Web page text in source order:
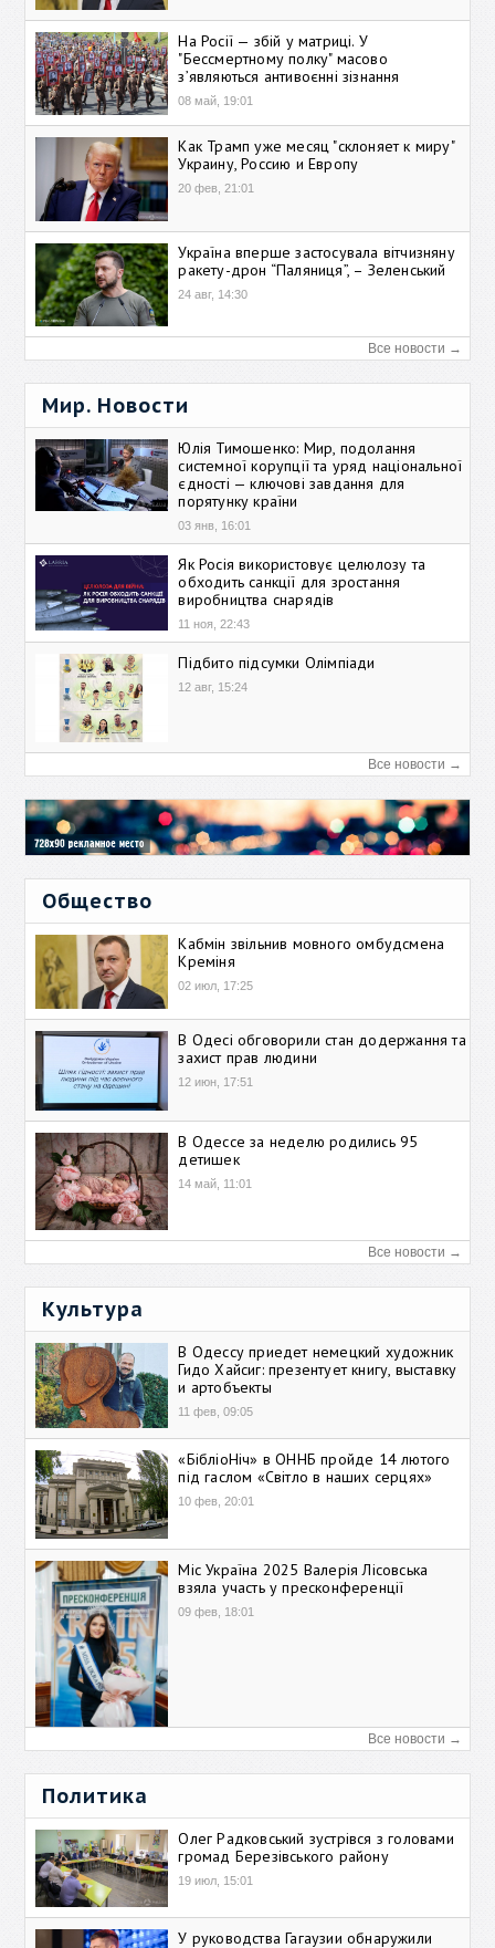
На Росії — збій у матриці. У
"Бессмертному полку" масово
зʼявляються антивоєнні зізнання
08 май, 19:01
Как Трамп уже месяц "склоняет к миру"
Украину, Россию и Европу
20 фев, 21:01
Україна вперше застосувала вітчизняну
ракету-дрон “Паляниця”, – Зеленський
24 авг, 14:30
Все новости →
Мир. Новости
Юлія Тимошенко: Мир, подолання
системної корупції та уряд національної
єдності — ключові завдання для
порятунку країни
03 янв, 16:01
Як Росія використовує целюлозу та
обходить санкції для зростання
виробництва снарядів
11 ноя, 22:43
Підбито підсумки Олімпіади
12 авг, 15:24
Все новости →
Общество
Кабмін звільнив мовного омбудсмена
Креміня
02 июл, 17:25
В Одесі обговорили стан додержання та
захист прав людини
12 июн, 17:51
В Одессе за неделю родились 95
детишек
14 май, 11:01
Все новости →
Культура
В Одессу приедет немецкий художник
Гидо Хайсиг: презентует книгу, выставку
и артобъекты
11 фев, 09:05
«БібліоНіч» в ОННБ пройде 14 лютого
під гаслом «Світло в наших серцях»
10 фев, 20:01
Міс Україна 2025 Валерія Лісовська
взяла участь у пресконференції
09 фев, 18:01
Все новости →
Политика
Олег Радковський зустрівся з головами
громад Березівського району
19 июл, 15:01
У руководства Гагаузии обнаружили